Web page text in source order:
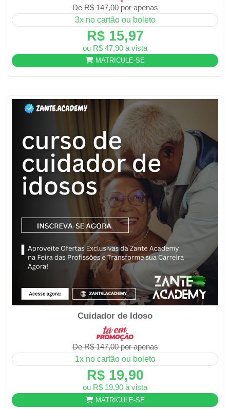
De R$ 147,00 por apenas
3x no cartão ou boleto
R$ 15,97
ou R$ 47,90 à vista
MATRICULE-SE
Cuidador de Idoso
De R$ 147,00 por apenas
1x no cartão ou boleto
R$ 19,90
ou R$ 19,90 à vista
MATRICULE-SE